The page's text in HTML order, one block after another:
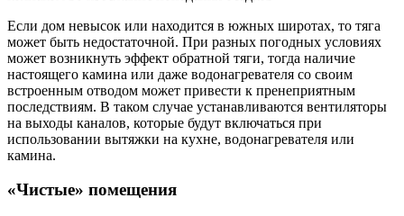
Если дом невысок или находится в южных широтах, то тяга
может быть недостаточной. При разных погодных условиях
может возникнуть эффект обратной тяги, тогда наличие
настоящего камина или даже водонагревателя со своим
встроенным отводом может привести к пренеприятным
последствиям. В таком случае устанавливаются вентиляторы
на выходы каналов, которые будут включаться при
использовании вытяжки на кухне, водонагревателя или
камина.
«Чистые» помещения